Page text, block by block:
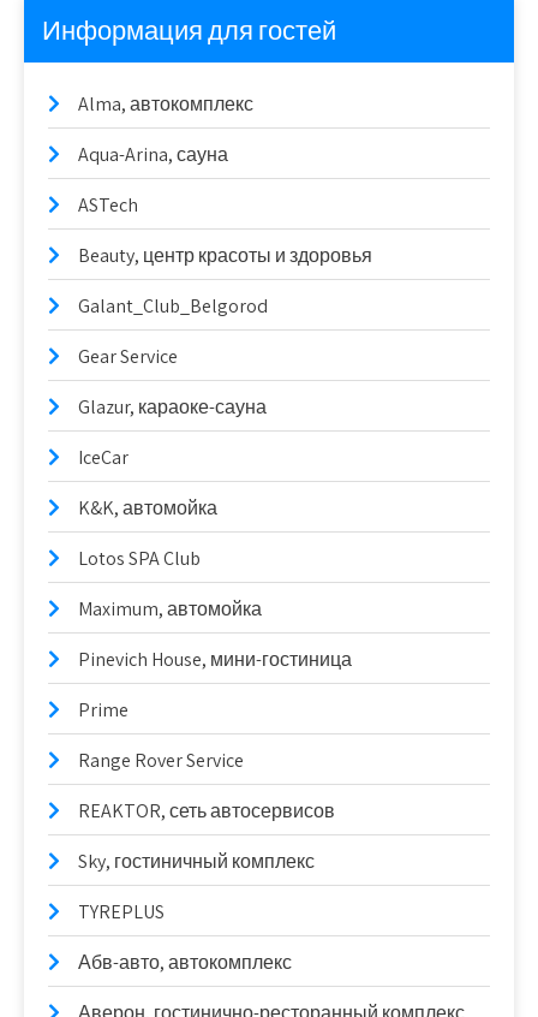
Информация для гостей
Alma, автокомплекс
Aqua-Arina, сауна
ASTech
Beauty, центр красоты и здоровья
Galant_Club_Belgorod
Gear Service
Glazur, караоке-сауна
IceCar
K&K, автомойка
Lotos SPA Club
Maximum, автомойка
Pinevich House, мини-гостиница
Prime
Range Rover Service
REAKTOR, сеть автосервисов
Sky, гостиничный комплекс
TYREPLUS
Абв-авто, автокомплекс